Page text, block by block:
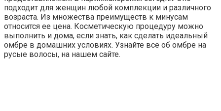
подходит для женщин любой комплекции и различного
возраста. Из множества преимуществ к минусам
относится ее цена. Косметическую процедуру можно
выполнить и дома, если знать, как сделать идеальный
омбре в домашних условиях. Узнайте всё об омбре на
русые волосы, на нашем сайте.